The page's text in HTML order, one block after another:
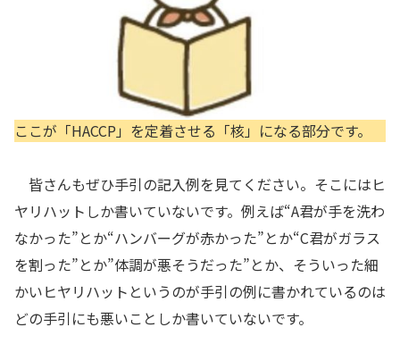
ここが「HACCP」を定着させる「核」になる部分です。
皆さんもぜひ手引の記入例を見てください。そこにはヒ
ヤリハットしか書いていないです。例えば“A君が手を洗わ
なかった”とか“ハンバーグが赤かった”とか“C君がガラス
を割った”とか”体調が悪そうだった”とか、そういった細
かいヒヤリハットというのが手引の例に書かれているのは
どの手引にも悪いことしか書いていないです。